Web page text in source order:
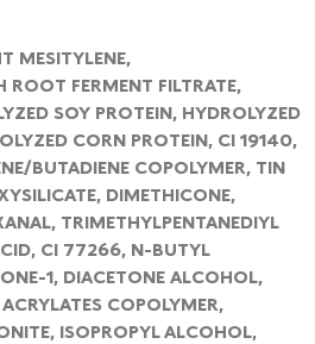
MESITYLENE,
FERMENT FILTRATE,
SOY PROTEIN, HYDROLYZED
CORN PROTEIN, CI 19140,
BUTADIENE COPOLYMER, TIN
DIMETHICONE,
TRIMETHYLPENTANEDIYL
CI 77266, N-BUTYL
1, DIACETONE ALCOHOL,
COPOLYMER,
ISOPROPYL ALCOHOL,